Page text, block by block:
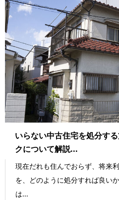
いらない中古住宅を処分す
クについて解説...
現在だれも住んでおらず、将来
を、どのように処分すれば良い
は...